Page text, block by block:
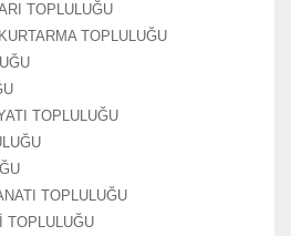
TOPLULUĞU
TOPLULUĞU
TOPLULUĞU
TOPLULUĞU
TOPLULUĞU